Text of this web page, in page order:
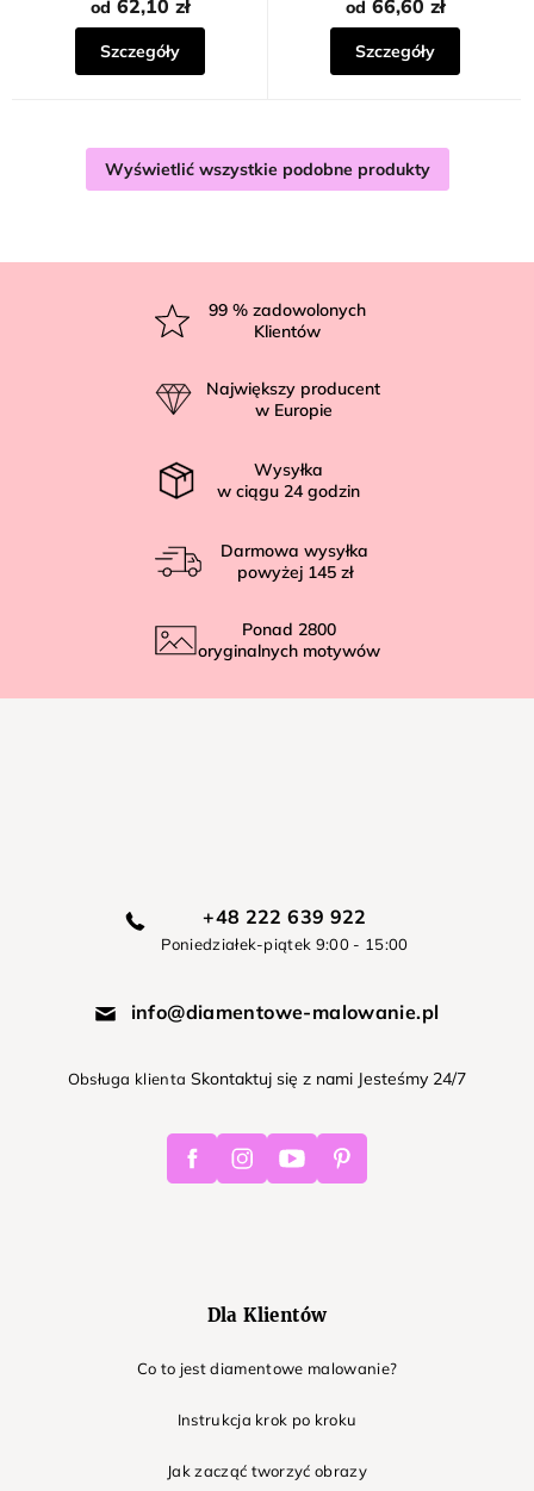
od 62,10 zł
Szczegóły
od 66,60 zł
Szczegóły
Wyświetlić wszystkie podobne produkty
99 % zadowolonych
Klientów
Największy producent
w Europie
Wysyłka
w ciągu 24 godzin
Darmowa wysyłka
powyżej 145 zł
Ponad 2800
oryginalnych motywów
+48 222 639 922
Poniedziałek-piątek 9:00 - 15:00
info@diamentowe-malowanie.pl
Obsługa klienta Skontaktuj się z nami Jesteśmy 24/7
FacebookInstagramYoutube Pinterest
Dla Klientów
Co to jest diamentowe malowanie?
Instrukcja krok po kroku
Jak zacząć tworzyć obrazy